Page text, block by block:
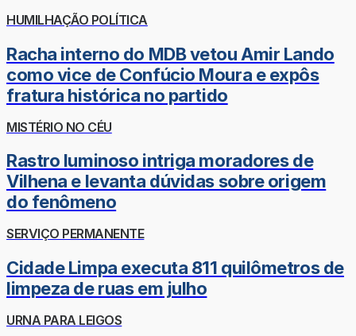
HUMILHAÇÃO POLÍTICA
Racha interno do MDB vetou Amir Lando
como vice de Confúcio Moura e expôs
fratura histórica no partido
MISTÉRIO NO CÉU
Rastro luminoso intriga moradores de
Vilhena e levanta dúvidas sobre origem
do fenômeno
SERVIÇO PERMANENTE
Cidade Limpa executa 811 quilômetros de
limpeza de ruas em julho
URNA PARA LEIGOS